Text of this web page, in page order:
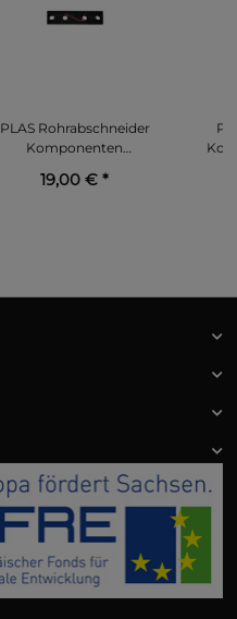
PLAS Rohrabschneider
Komponenten
19,00 € *